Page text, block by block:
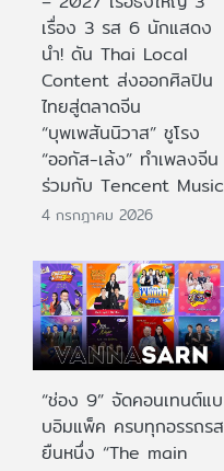
เรื่อง 3 รส 6 นักแสดง
นำ! ดัน Thai Local
Content ส่งออกศิลปิน
ไทยสู่ตลาดจีน
“บุพเพสันนิวาส” ชูโรง
“ออกัส-เล้ง” ทำเพลงจีน
ร่วมกับ Tencent Music
4 กรกฎาคม 2026
“ช่อง 9” จัดคอนเทนต์แบ
บอิมแพ็ค ครบทุกอรรถรส
ยืนหนึ่ง “The main